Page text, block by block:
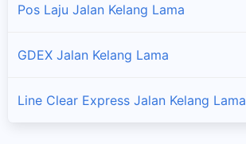
Pos Laju Jalan Kelang Lama
GDEX Jalan Kelang Lama
Line Clear Express Jalan Kelang Lama